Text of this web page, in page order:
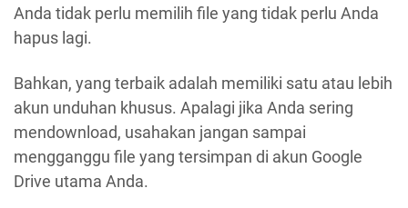
Anda tidak perlu memilih file yang tidak perlu Anda
hapus lagi.
Bahkan, yang terbaik adalah memiliki satu atau lebih
akun unduhan khusus. Apalagi jika Anda sering
mendownload, usahakan jangan sampai
mengganggu file yang tersimpan di akun Google
Drive utama Anda.